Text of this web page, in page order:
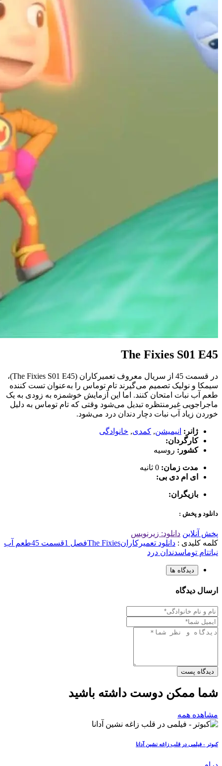
The Fixies S01 E45
در قسمت 45 از سریال معروف تعمیرکاران (The Fixies S01 E45)،
سیمکا و نولیک تصمیم می‌گیرند تام توماس را به‌عنوان تست کننده
طعم آب نبات امتحان کنند. اما این آزمایش خوشمزه به زودی به یک
ماجراجویی غیرمنتظره تبدیل می‌شود وقتی که تام توماس به دلیل
خوردن زیاد آب نبات دچار دندان درد می‌شود.
ژانر: انیمیشن, کمدی, خانوادگی
کارگردان:
کشور: روسیه
مدت زمان: 0 ثانیه
ای ام دی بی:
بازیگران:
دانلود و پخش :
پخش آنلاین دانلود: زیرنویس
کلمه کلیدی : دانلود تعمیرکارانThe Fixiesفصل 1 قسمت 45
طعم آب
نباتتام توماسدندان درد
دیدگاه ها
ارسال دیدگاه
دیدگاه پست
شما ممکن دوست داشته باشید
مشاهده همه
کبوتر - فیلمی در قلب زاغه نشین آدانا